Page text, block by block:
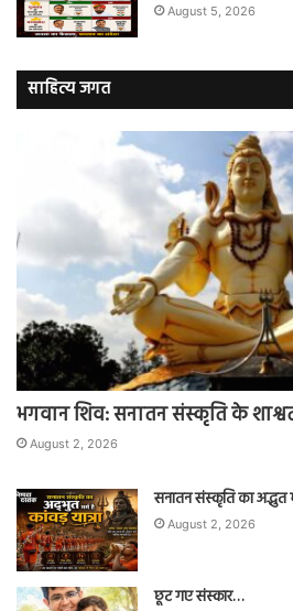
August 5, 2026
साहित्य जगत
भगवान शिव: सनातन संस्कृति के
August 2, 2026
सनातन संस्कृति का अद्भुत
August 2, 2026
छूट गए संस्कार…